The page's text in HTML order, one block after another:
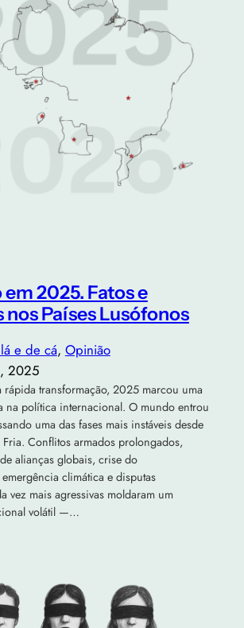
2025. Fatos e
Países Lusófonos
e de cá, Opinião
2025
rápida transformação, 2025 marcou uma
na política internacional. O mundo entrou
uma das fases mais instáveis desde
Conflitos armados prolongados,
alianças globais, crise do
climática e disputas
vez mais agressivas moldaram um
volátil —…